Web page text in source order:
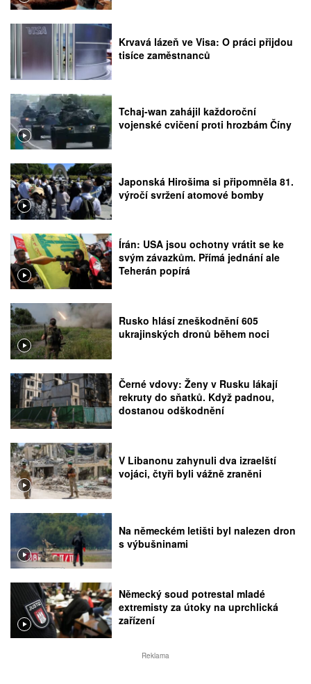
Krvavá lázeň ve Visa: O práci přijdou
tisíce zaměstnanců
Tchaj-wan zahájil každoroční
vojenské cvičení proti hrozbám Číny
Japonská Hirošima si připomněla 81.
výročí svržení atomové bomby
Írán: USA jsou ochotny vrátit se ke
svým závazkům. Přímá jednání ale
Teherán popírá
Rusko hlásí zneškodnění 605
ukrajinských dronů během noci
Černé vdovy: Ženy v Rusku lákají
rekruty do sňatků. Když padnou,
dostanou odškodnění
V Libanonu zahynuli dva izraelští
vojáci, čtyři byli vážně zraněni
Na německém letišti byl nalezen dron
s výbušninami
Německý soud potrestal mladé
extremisty za útoky na uprchlická
zařízení
Reklama